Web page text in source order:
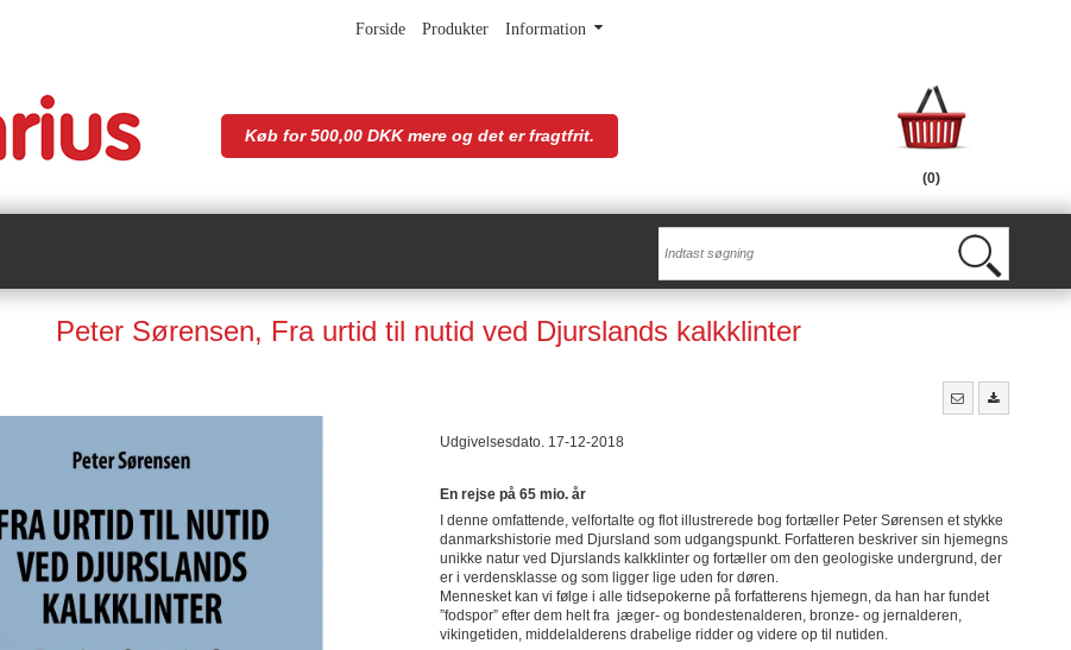
Forside Produkter Information
Køb for 500,00 DKK mere og det er fragtfrit.
(0)
Peter Sørensen, Fra urtid til nutid ved Djurslands kalkklinter
Udgivelsesdato. 17-12-2018
En rejse på 65 mio. år
I denne omfattende, velfortalte og flot illustrerede bog fortæller Peter Sørensen et stykke
danmarkshistorie med Djursland som udgangspunkt. Forfatteren beskriver sin hjemegns
unikke natur ved Djurslands kalkklinter og fortæller om den geologiske undergrund, der
er i verdensklasse og som ligger lige uden for døren.
Mennesket kan vi følge i alle tidsepokerne på forfatterens hjemegn, da han har fundet
”fodspor” efter dem helt fra jæger- og bondestenalderen, bronze- og jernalderen,
vikingetiden, middelalderens drabelige ridder og videre op til nutiden.